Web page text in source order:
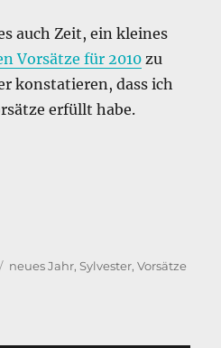
auch Zeit, ein kleines
Vorsätze für 2010 zu
konstatieren, dass ich
erfüllt habe.
nicht erreicht.“
Schlagwörter
neues Jahr,Sylvester,Vorsätze